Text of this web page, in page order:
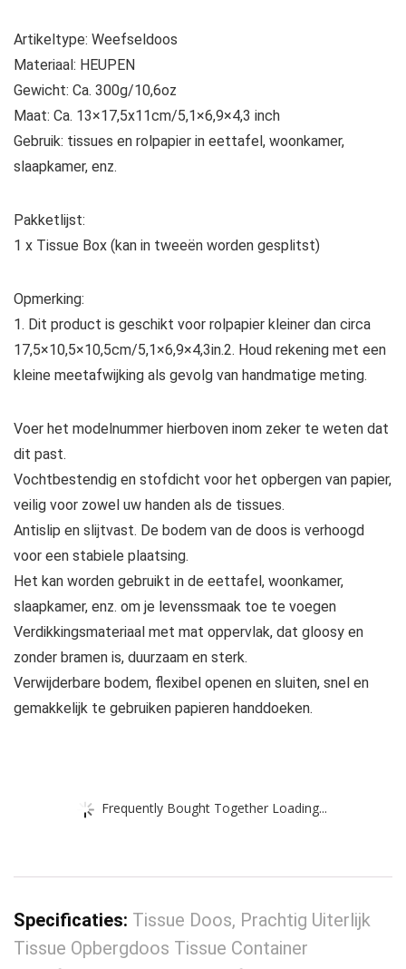
Artikeltype: Weefseldoos
Materiaal: HEUPEN
Gewicht: Ca. 300g/10,6oz
Maat: Ca. 13×17,5x11cm/5,1×6,9×4,3 inch
Gebruik: tissues en rolpapier in eettafel, woonkamer,
slaapkamer, enz.
Pakketlijst:
1 x Tissue Box (kan in tweeën worden gesplitst)
Opmerking:
1. Dit product is geschikt voor rolpapier kleiner dan circa
17,5×10,5×10,5cm/5,1×6,9×4,3in.2. Houd rekening met een
kleine meetafwijking als gevolg van handmatige meting.
Voer het modelnummer hierboven inom zeker te weten dat
dit past.
Vochtbestendig en stofdicht voor het opbergen van papier,
veilig voor zowel uw handen als de tissues.
Antislip en slijtvast. De bodem van de doos is verhoogd
voor een stabiele plaatsing.
Het kan worden gebruikt in de eettafel, woonkamer,
slaapkamer, enz. om je levenssmaak toe te voegen
Verdikkingsmateriaal met mat oppervlak, dat gloosy en
zonder bramen is, duurzaam en sterk.
Verwijderbare bodem, flexibel openen en sluiten, snel en
gemakkelijk te gebruiken papieren handdoeken.
Frequently Bought Together Loading...
Specificaties: Tissue Doos, Prachtig Uiterlijk
Tissue Opbergdoos Tissue Container